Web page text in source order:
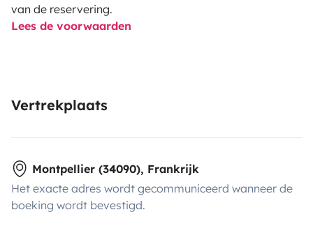
van de reservering.
Lees de voorwaarden
Vertrekplaats
Montpellier (34090), Frankrijk
Het exacte adres wordt gecommuniceerd wanneer de
boeking wordt bevestigd.